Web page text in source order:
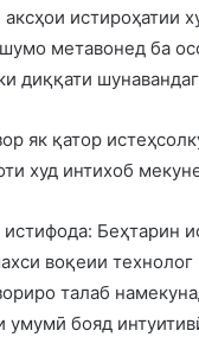
аксҳои истироҳатии
метавонед ба
диққати
як қатор
худ интихоб
Беҳтарин
воқеии
талаб
умумӣ бояд